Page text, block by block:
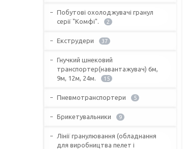
Побутові охолоджувачі гранул
серії "Комфі".
2
Екструдери 37
Гнучкий шнековий
транспортер(навантажувач) 6м,
9м, 12м, 24м.
15
Пневмотранспортери 5
Брикетувальники 9
Лінії гранулювання (обладнання
для виробництва пелет і